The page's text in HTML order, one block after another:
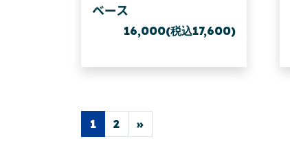
ベース
16,000(税込17,600)
投稿ナビゲーション
1 2 »